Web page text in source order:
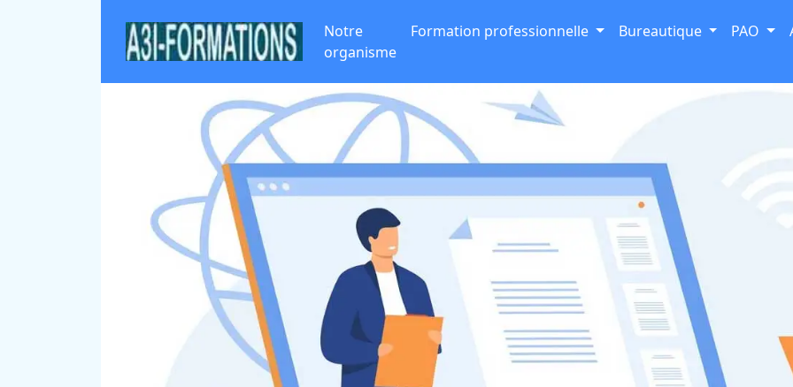
Notre
organisme
Formation professionnelle Bureautique PAO